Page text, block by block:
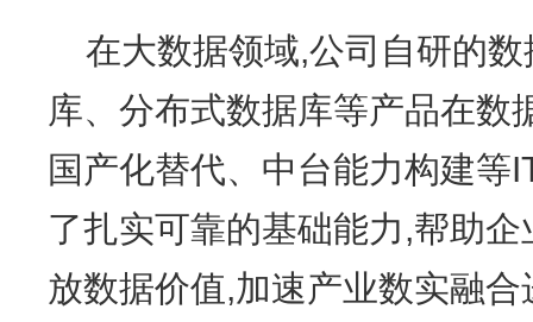
在大数据领域,公司自研的
库、分布式数据库等产品在数
国产化替代、中台能力构建等
了扎实可靠的基础能力,帮助
放数据价值,加速产业数实融合